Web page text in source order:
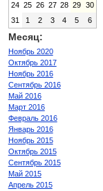
24 25 26 27 28 29 30
31
1 2 3 4 5 6
Месяц:
Ноябрь 2020
Октябрь 2017
Ноябрь 2016
Сентябрь 2016
Май 2016
Март 2016
Февраль 2016
Январь 2016
Ноябрь 2015
Октябрь 2015
Сентябрь 2015
Май 2015
Апрель 2015